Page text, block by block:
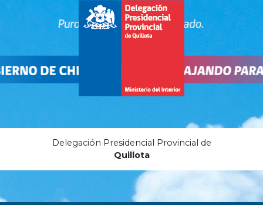
Delegación Presidencial Provincial de
Quillota